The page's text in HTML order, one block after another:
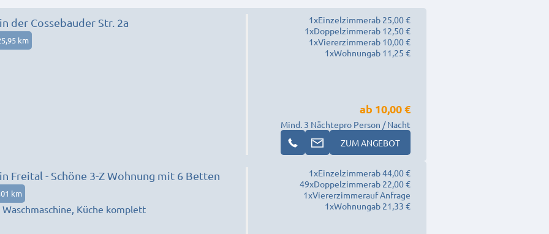
der Cossebauder Str. 2a
km
1xEinzelzimmerab 25,00 €
1xDoppelzimmerab 12,50 €
1xViererzimmerab 10,00 €
1xWohnungab 11,25 €
Mind. 3 Nächte
ab 10,00 €
pro Person / Nacht
ZUM ANGEBOT
Freital - Schöne 3-Z Wohnung mit 6 Betten
km
Küche komplett
1xEinzelzimmerab 44,00 €
49xDoppelzimmerab 22,00 €
1xViererzimmerauf Anfrage
1xWohnungab 21,33 €